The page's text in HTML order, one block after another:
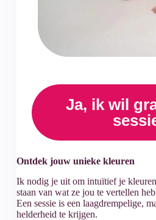
Ja, ik wil
Ontdek jouw unieke kleuren
Ik nodig je uit om intuïtief je
staan van wat ze jou te vertellen
Een sessie is een laagdrempelige,
helderheid te krijgen.